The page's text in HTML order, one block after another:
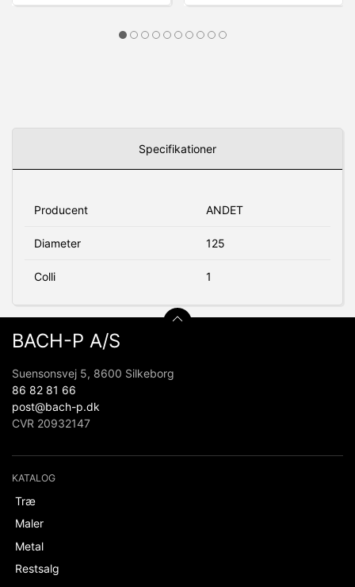
Specifikationer
Producent ANDET
Diameter 125
Colli 1
BACH-P A/S
Suensonsvej 5, 8600 Silkeborg
86 82 81 66
post@bach-p.dk
CVR 20932147
KATALOG
Træ
Maler
Metal
Restsalg